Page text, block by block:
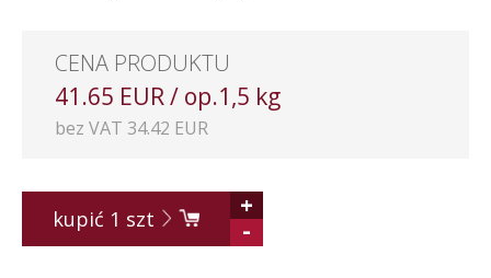
CENA PRODUKTU
41.65 EUR / op.1,5 kg
bez VAT 34.42 EUR
kupić 1 szt
+
-